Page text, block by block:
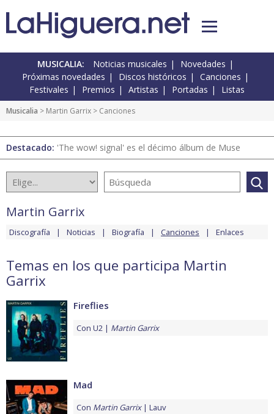
MUSICALIA: Noticias musicales
Novedades
Próximas novedades
Discos históricos
Canciones
Festivales
Premios Artistas Portadas Listas
Musicalia > Martin Garrix > Canciones
Destacado: 'The wow! signal' es el décimo álbum de Muse
Martin Garrix
Discografía Noticias Biografía Canciones Enlaces
Temas en los que participa Martin
Garrix
Fireflies
Con U2 Martin Garrix
Mad
Con Martin Garrix Lauv